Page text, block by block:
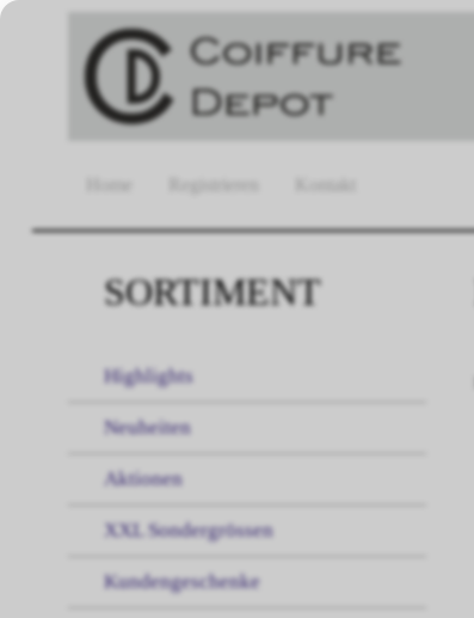
SORTIMENT
Highlights
Neuheiten
Aktionen
XXL Sondergrössen
Kundengeschenke